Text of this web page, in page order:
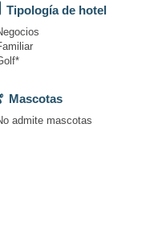
Tipología de hotel
Mascotas
admite mascotas